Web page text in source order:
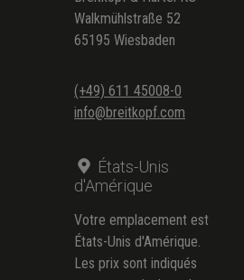
Walkmühlstraße 52
65195 Wiesbaden
(+49) 611 45008-0
info@breitkopf.com
États-Unis
d'Amérique
Votre emplacement est
États-Unis d'Amérique.
Les prix sont indiqués